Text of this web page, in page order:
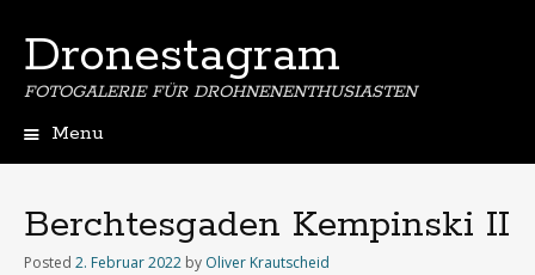
Dronestagram
FOTOGALERIE FÜR DROHNENENTHUSIASTEN
Menu
Berchtesgaden Kempinski II
Posted 2. Februar 2022 by Oliver Krautscheid